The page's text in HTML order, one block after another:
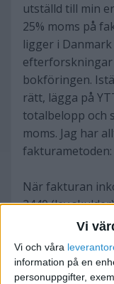
Vi
Vi och våra
information på en
personuppgifter,
utställd till min
25% moms på
ligger i
efterforskningar
bokföringen.
rätt, lägga på
totalbelopp och
moms. Jag har
fakturametoden:
När fakturan
2440
4535 (inköp
2614 (utg.
Kredit 250 :-
2645 (beräknad